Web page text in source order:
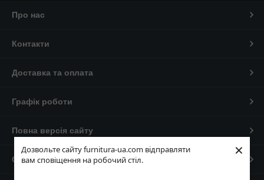
Дозвольте сайту furnitura-ua.com відправляти
вам сповіщення на робочий стіл.
×
Про нас
Контакти
Доставка та оплата
Графік роботи
Повна версія сайту
Сайт створено на маркетплейсі